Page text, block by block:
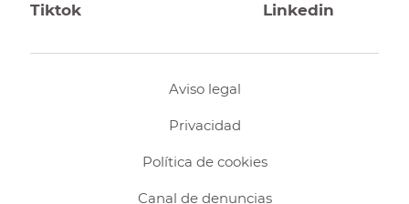
Tiktok Linkedin
Aviso legal
Privacidad
Política de cookies
Canal de denuncias